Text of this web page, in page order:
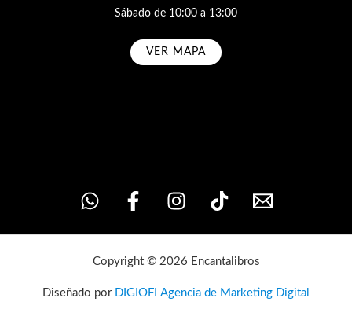
Sábado de 10:00 a 13:00
VER MAPA
Copyright © 2026 Encantalibros
Diseñado por DIGIOFI Agencia de Marketing Digital